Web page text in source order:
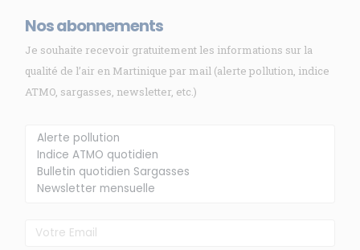
Nos abonnements
Je souhaite recevoir gratuitement les informations sur la
qualité de l’air en Martinique par mail (alerte pollution, indice
ATMO, sargasses, newsletter, etc.)
Membre de Agréé par